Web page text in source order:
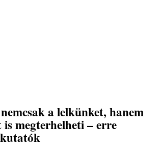
a lelkünket, hanem
megterhelheti – erre